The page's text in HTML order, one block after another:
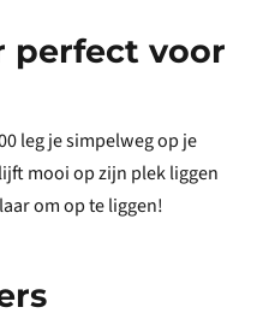
perfect voor
leg je simpelweg op je
mooi op zijn plek liggen
om op te liggen!